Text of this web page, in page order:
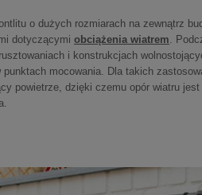
o dużych rozmiarach na zewnątrz
dotyczącymi obciążenia wiatrem.
i konstrukcjach
mocowania. Dla takich
powietrze, dzięki czemu opór wiatru
.